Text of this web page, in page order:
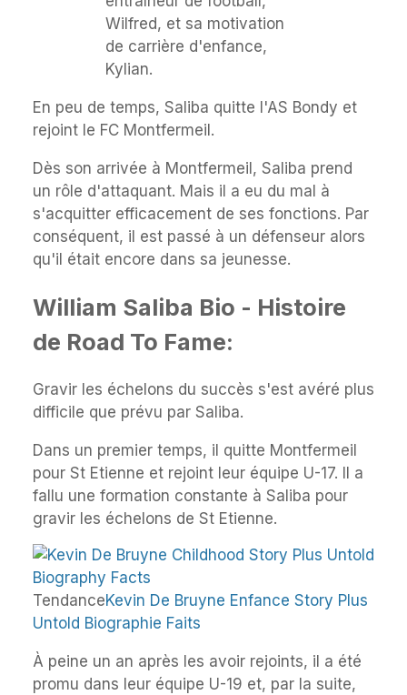
Wilfred, et sa motivation
de carrière d'enfance,
Kylian.
En peu de temps, Saliba quitte l'AS Bondy et
rejoint le FC Montfermeil.
Dès son arrivée à Montfermeil, Saliba prend
un rôle d'attaquant. Mais il a eu du mal à
s'acquitter efficacement de ses fonctions. Par
conséquent, il est passé à un défenseur alors
qu'il était encore dans sa jeunesse.
William Saliba Bio - Histoire
de Road To Fame:
Gravir les échelons du succès s'est avéré plus
difficile que prévu par Saliba.
Dans un premier temps, il quitte Montfermeil
pour St Etienne et rejoint leur équipe U-17. Il a
fallu une formation constante à Saliba pour
gravir les échelons de St Etienne.
TendanceKevin De Bruyne Enfance Story Plus
Untold Biographie Faits
À peine un an après les avoir rejoints, il a été
promu dans leur équipe U-19 et, par la suite,